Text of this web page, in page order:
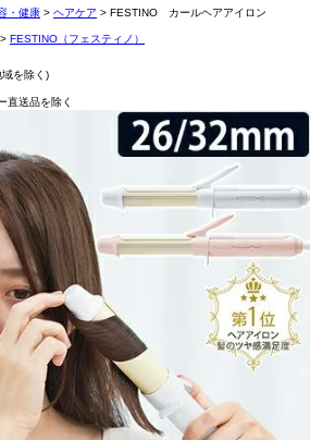
・健康 ヘアケア FESTINO カールヘアアイロン
FESTINO（フェスティノ）
域を除く)
直送品を除く